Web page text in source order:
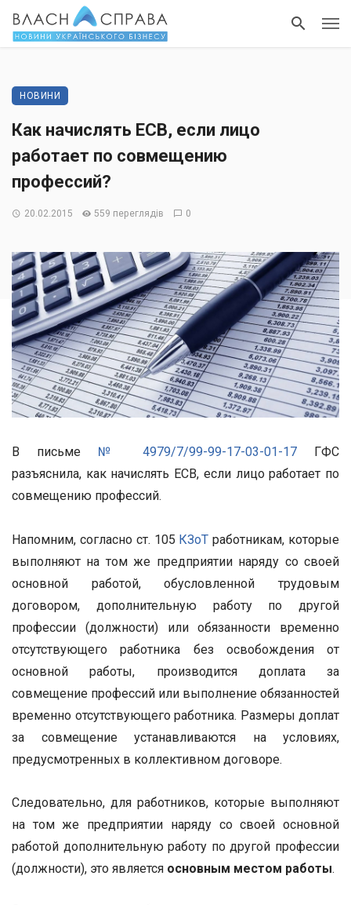
НОВИНИ
Как начислять ЕСВ, если лицо
работает по совмещению
профессий?
20.02.2015 559 переглядів 0
В письме № 4979/7/99-99-17-03-01-17ГФС
разъяснила, как начислять ЕСВ, если лицо работает по
совмещению профессий.
Напомним, согласно ст. 105 КЗоТ работникам, которые
выполняют на том же предприятии наряду со своей
основной работой, обусловленной трудовым
договором, дополнительную работу по другой
профессии (должности) или обязанности временно
отсутствующего работника без освобождения от
основной работы, производится доплата за
совмещение профессий или выполнение обязанностей
временно отсутствующего работника. Размеры доплат
за совмещение устанавливаются на условиях,
предусмотренных в коллективном договоре.
Следовательно, для работников, которые выполняют
на том же предприятии наряду со своей основной
работой дополнительную работу по другой профессии
(должности), это является основным местом работы.